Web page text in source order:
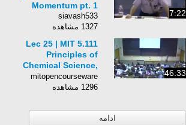
7:22
Momentum pt. 1
siavash533
1327 مشاهده
46:33
Lec 25 | MIT 5.111
Principles of
Chemical Science,
Fall 2005
mitopencourseware
1296 مشاهده
ادامه